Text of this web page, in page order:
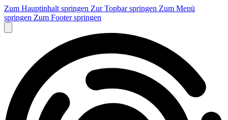
Zum Hauptinhalt springen Zur Topbar springen Zum Menü
springen Zum Footer springen